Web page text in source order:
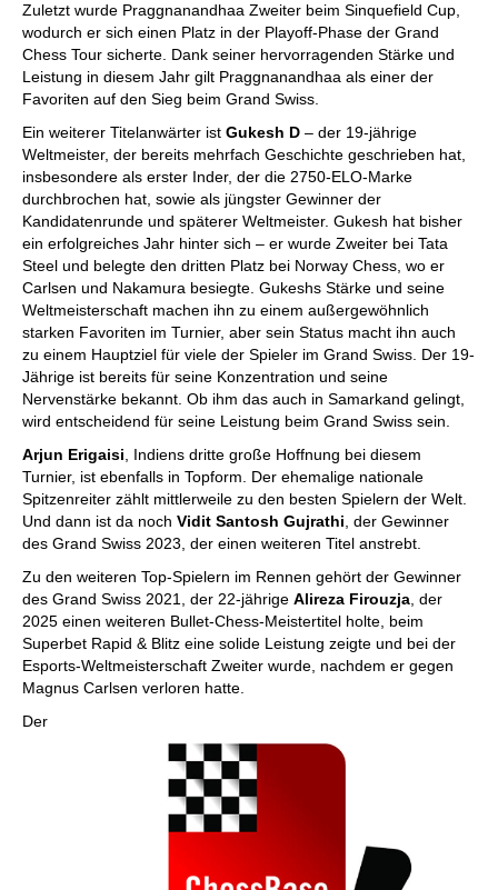
Zuletzt wurde Praggnanandhaa Zweiter beim Sinquefield Cup,
wodurch er sich einen Platz in der Playoff-Phase der Grand
Chess Tour sicherte. Dank seiner hervorragenden Stärke und
Leistung in diesem Jahr gilt Praggnanandhaa als einer der
Favoriten auf den Sieg beim Grand Swiss.
Ein weiterer Titelanwärter ist Gukesh D – der 19-jährige
Weltmeister, der bereits mehrfach Geschichte geschrieben hat,
insbesondere als erster Inder, der die 2750-ELO-Marke
durchbrochen hat, sowie als jüngster Gewinner der
Kandidatenrunde und späterer Weltmeister. Gukesh hat bisher
ein erfolgreiches Jahr hinter sich – er wurde Zweiter bei Tata
Steel und belegte den dritten Platz bei Norway Chess, wo er
Carlsen und Nakamura besiegte. Gukeshs Stärke und seine
Weltmeisterschaft machen ihn zu einem außergewöhnlich
starken Favoriten im Turnier, aber sein Status macht ihn auch
zu einem Hauptziel für viele der Spieler im Grand Swiss. Der 19-
Jährige ist bereits für seine Konzentration und seine
Nervenstärke bekannt. Ob ihm das auch in Samarkand gelingt,
wird entscheidend für seine Leistung beim Grand Swiss sein.
Arjun Erigaisi , Indiens dritte große Hoffnung bei diesem
Turnier, ist ebenfalls in Topform. Der ehemalige nationale
Spitzenreiter zählt mittlerweile zu den besten Spielern der Welt.
Und dann ist da noch Vidit Santosh Gujrathi , der Gewinner
des Grand Swiss 2023, der einen weiteren Titel anstrebt.
Zu den weiteren Top-Spielern im Rennen gehört der Gewinner
des Grand Swiss 2021, der 22-jährige Alireza Firouzja , der
2025 einen weiteren Bullet-Chess-Meistertitel holte, beim
Superbet Rapid & Blitz eine solide Leistung zeigte und bei der
Esports-Weltmeisterschaft Zweiter wurde, nachdem er gegen
Magnus Carlsen verloren hatte.
Der